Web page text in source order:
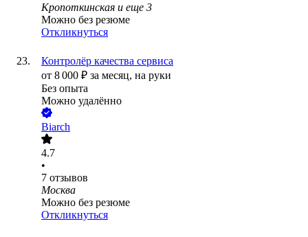
Кропоткинская и еще 3
Можно без резюме
Откликнуться
Контролёр качества сервиса
от 8 000 ₽ за месяц, на руки
Без опыта
Можно удалённо
Biarch
4.7
•
7 отзывов
Москва
Можно без резюме
Откликнуться